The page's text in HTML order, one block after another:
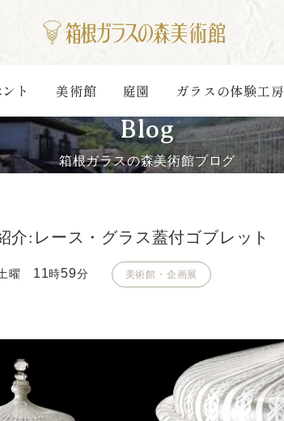
ト 美術館 庭園 ガラスの体験工房
Blog
箱根ガラスの森美術館ブログ
介:レース・グラス蓋付ゴブレット
曜 11時59分 美術館・企画展